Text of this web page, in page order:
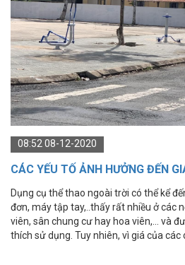
08:52 08-12-2020
CÁC YẾU TỐ ẢNH HƯỞNG ĐẾN
NGOÀI TRỜI
Dụng cụ thể thao ngoài trời có thể kể
đơn, máy tập tay,..thấy rất nhiều ở các
viên, sân chung cư hay hoa viên,... và
thích sử dụng. Tuy nhiên, vì giá của